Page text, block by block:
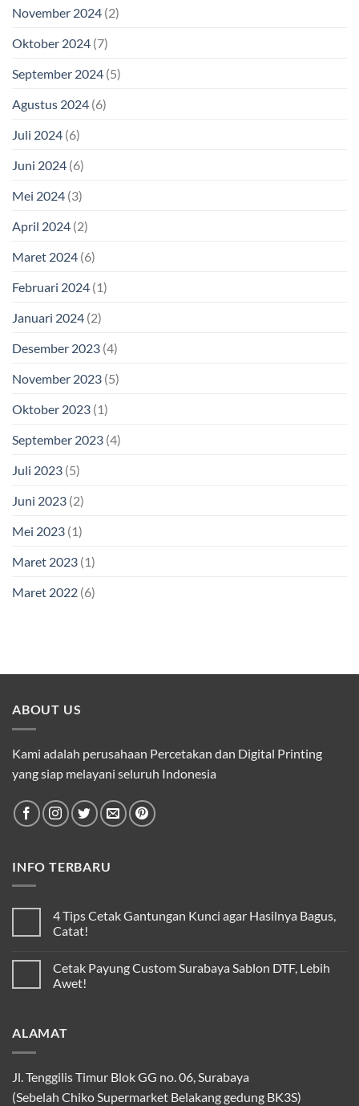
November 2024 (2)
Oktober 2024 (7)
September 2024 (5)
Agustus 2024 (6)
Juli 2024 (6)
Juni 2024 (6)
Mei 2024 (3)
April 2024 (2)
Maret 2024 (6)
Februari 2024 (1)
Januari 2024 (2)
Desember 2023 (4)
November 2023 (5)
Oktober 2023 (1)
September 2023 (4)
Juli 2023 (5)
Juni 2023 (2)
Mei 2023 (1)
Maret 2023 (1)
Maret 2022 (6)
ABOUT US
Kami adalah perusahaan Percetakan dan Digital Printing
yang siap melayani seluruh Indonesia
INFO TERBARU
4 Tips Cetak Gantungan Kunci agar Hasilnya Bagus,
Catat!
Cetak Payung Custom Surabaya Sablon DTF, Lebih
Awet!
ALAMAT
Jl. Tenggilis Timur Blok GG no. 06, Surabaya
(Sebelah Chiko Supermarket Belakang gedung BK3S)